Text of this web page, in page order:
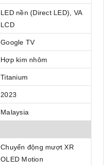
LED nền (Direct LED), VA
LCD
Google TV
Hợp kim nhôm
Titanium
2023
Malaysia
Chuyển động mượt XR
OLED Motion